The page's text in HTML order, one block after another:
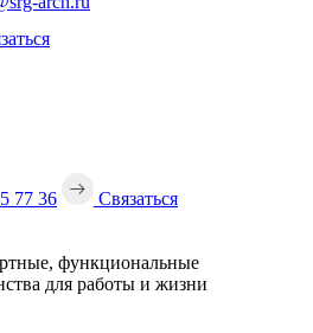
77 36 Связаться
функциональные
для работы и жизни